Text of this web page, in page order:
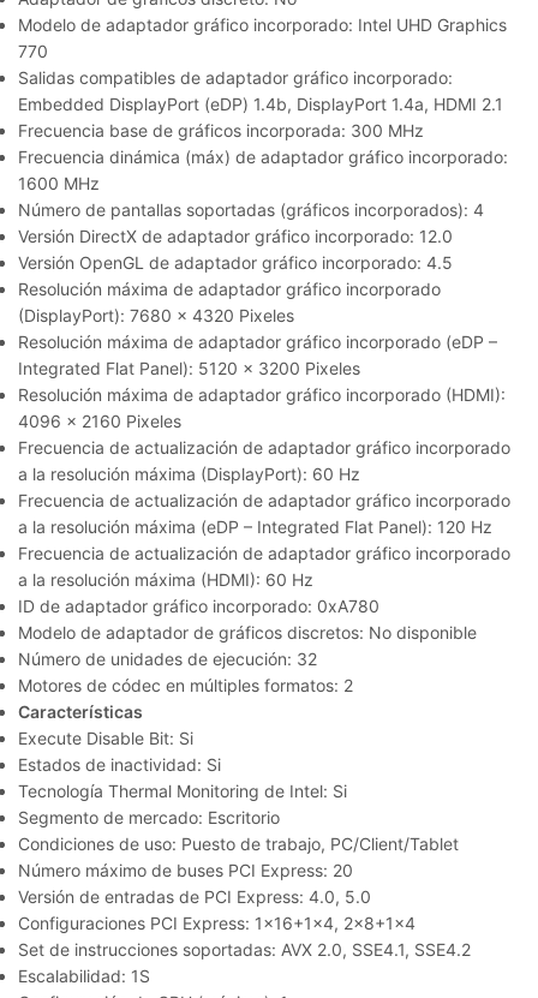
Modelo de adaptador gráfico incorporado: Intel UHD Graphics
770
Salidas compatibles de adaptador gráfico incorporado:
Embedded DisplayPort (eDP) 1.4b, DisplayPort 1.4a, HDMI 2.1
Frecuencia base de gráficos incorporada: 300 MHz
Frecuencia dinámica (máx) de adaptador gráfico incorporado:
1600 MHz
Número de pantallas soportadas (gráficos incorporados): 4
Versión DirectX de adaptador gráfico incorporado: 12.0
Versión OpenGL de adaptador gráfico incorporado: 4.5
Resolución máxima de adaptador gráfico incorporado
(DisplayPort): 7680 x 4320 Pixeles
Resolución máxima de adaptador gráfico incorporado (eDP –
Integrated Flat Panel): 5120 x 3200 Pixeles
Resolución máxima de adaptador gráfico incorporado (HDMI):
4096 x 2160 Pixeles
Frecuencia de actualización de adaptador gráfico incorporado
a la resolución máxima (DisplayPort): 60 Hz
Frecuencia de actualización de adaptador gráfico incorporado
a la resolución máxima (eDP – Integrated Flat Panel): 120 Hz
Frecuencia de actualización de adaptador gráfico incorporado
a la resolución máxima (HDMI): 60 Hz
ID de adaptador gráfico incorporado: 0xA780
Modelo de adaptador de gráficos discretos: No disponible
Número de unidades de ejecución: 32
Motores de códec en múltiples formatos: 2
Características
Execute Disable Bit: Si
Estados de inactividad: Si
Tecnología Thermal Monitoring de Intel: Si
Segmento de mercado: Escritorio
Condiciones de uso: Puesto de trabajo, PC/Client/Tablet
Número máximo de buses PCI Express: 20
Versión de entradas de PCI Express: 4.0, 5.0
Configuraciones PCI Express: 1×16+1×4, 2×8+1×4
Set de instrucciones soportadas: AVX 2.0, SSE4.1, SSE4.2
Escalabilidad: 1S